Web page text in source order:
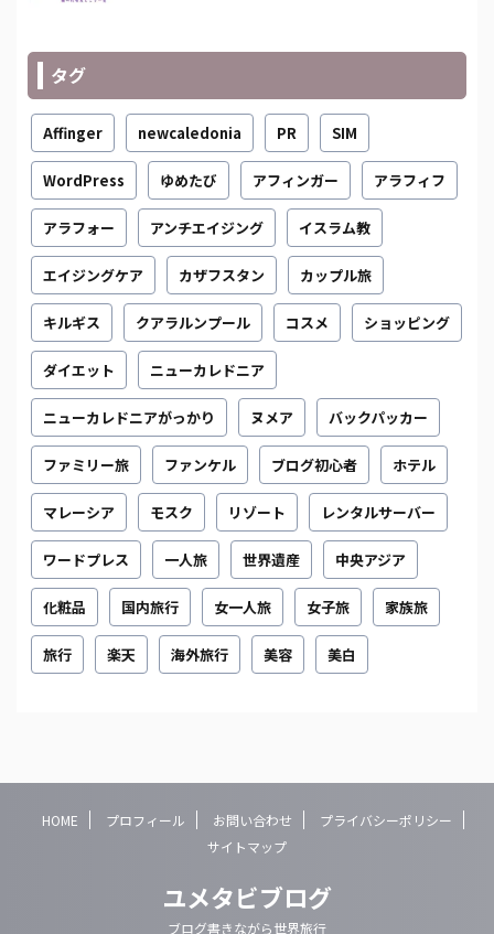
タグ
Affinger newcaledonia PR SIM
WordPress ゆめたび アフィンガー アラフィフ
アラフォー アンチエイジング イスラム教
エイジングケア カザフスタン カップル旅
キルギス クアラルンプール コスメ ショッピング
ダイエット ニューカレドニア
ニューカレドニアがっかり ヌメア バックパッカー
ファミリー旅 ファンケル ブログ初心者 ホテル
マレーシア モスク リゾート レンタルサーバー
ワードプレス 一人旅 世界遺産 中央アジア
化粧品 国内旅行 女一人旅 女子旅 家族旅
旅行 楽天 海外旅行 美容 美白
HOME プロフィール お問い合わせ
プライバシーポリシー
サイトマップ
ユメタビブログ
ブログ書きながら世界旅行